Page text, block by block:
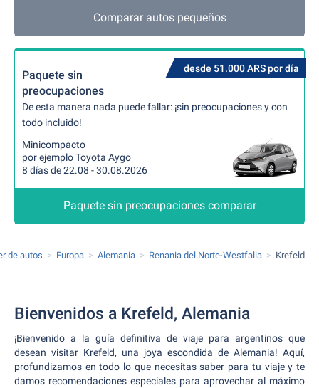
Comparar autos pequeños
desde 51.000 ARS por día
Paquete sin
preocupaciones
De esta manera nada puede fallar: ¡sin preocupaciones y con
todo incluido!
Minicompacto
por ejemplo Toyota Aygo
8 días de 22.08 - 30.08.2026
Paquete sin preocupaciones comparar
de autos Europa Alemania Renania del Norte-Westfalia Krefeld
Bienvenidos a Krefeld, Alemania
¡Bienvenido a la guía definitiva de viaje para argentinos que
desean visitar Krefeld, una joya escondida de Alemania! Aquí,
profundizamos en todo lo que necesitas saber para tu viaje y te
damos recomendaciones especiales para aprovechar al máximo